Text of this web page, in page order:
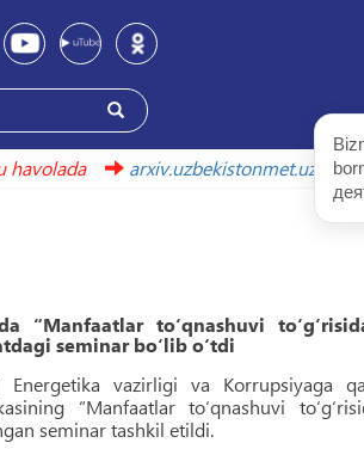
ushbu havolada
“Manfaatlar toʻqnashuvi
seminar boʻlib oʻtdi
vazirligi va Korrupsiyaga
“Manfaatlar toʻqnashuvi
seminar tashkil etildi.